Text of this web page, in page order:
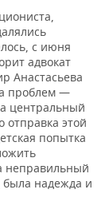
с июня
адвокат
Анастасьева
проблем —
центральный
отправка этой
попытка
неправильный
была надежда и